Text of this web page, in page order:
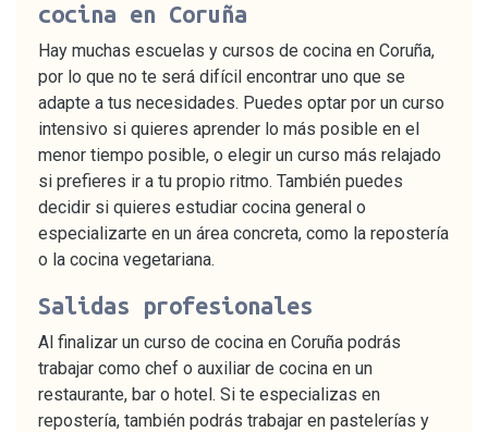
cocina en Coruña
Hay muchas escuelas y cursos de cocina en Coruña,
por lo que no te será difícil encontrar uno que se
adapte a tus necesidades. Puedes optar por un curso
intensivo si quieres aprender lo más posible en el
menor tiempo posible, o elegir un curso más relajado
si prefieres ir a tu propio ritmo. También puedes
decidir si quieres estudiar cocina general o
especializarte en un área concreta, como la repostería
o la cocina vegetariana.
Salidas profesionales
Al finalizar un curso de cocina en Coruña podrás
trabajar como chef o auxiliar de cocina en un
restaurante, bar o hotel. Si te especializas en
repostería, también podrás trabajar en pastelerías y